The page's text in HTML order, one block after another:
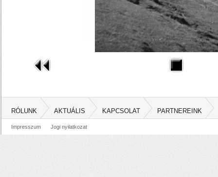
RÓLUNK AKTUÁLIS KAPCSOLAT PARTNEREINK
Impresszum Jogi nyilatkozat